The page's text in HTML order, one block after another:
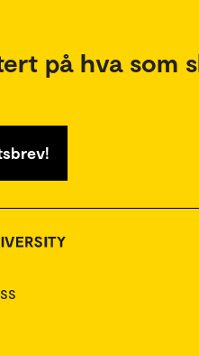
på hva som